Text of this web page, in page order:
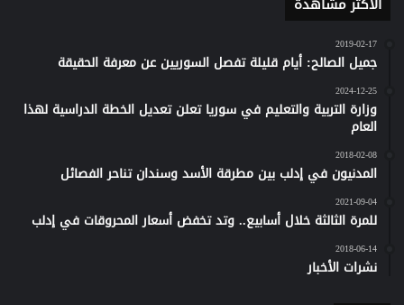
2019-02-17
جميل الصالح: أيام قليلة تفصل السوريين عن معرفة الحقيقة
2024-12-25
وزارة التربية والتعليم في سوريا تعلن تعديل الخطة الدراسية لهذا
العام
2018-02-08
المدنيون في إدلب بين مطرقة الأسد وسندان تناحر الفصائل
2021-09-04
للمرة الثالثة خلال أسابيع.. وتد تخفض أسعار المحروقات في إدلب
2018-06-14
نشرات الأخبار